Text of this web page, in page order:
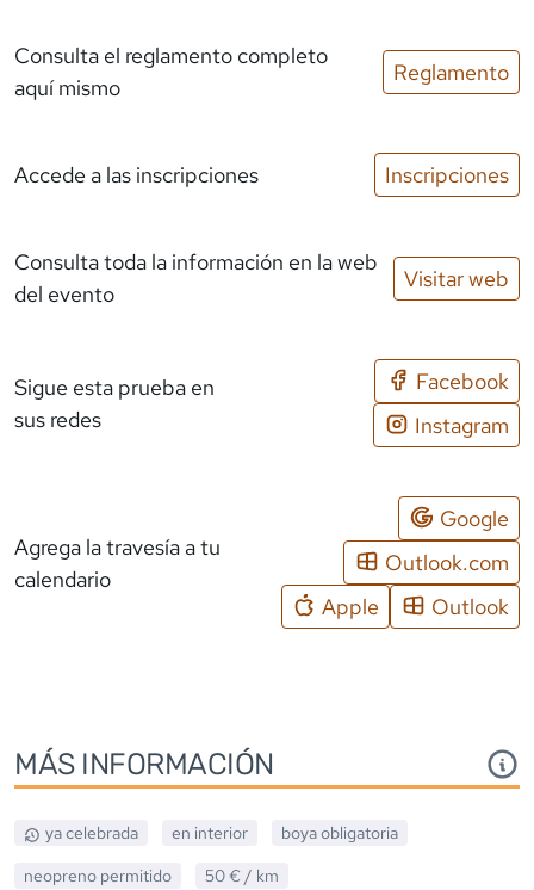
Consulta el reglamento completo
aquí mismo
Reglamento
Accede a las inscripciones Inscripciones
Consulta toda la información en la web
del evento
Visitar web
Sigue esta prueba en
sus redes
Facebook
Instagram
Agrega la travesía a tu
calendario
Google
Outlook.com
Apple
Outlook
MÁS INFORMACIÓN
ya celebrada en interior
boya obligatoria
neopreno permitido 50 € / km